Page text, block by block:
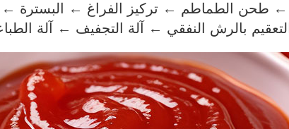
الطماطم ← تركيز الفراغ ← البسترة ←
التعقيم بالرش النفقي ← آلة التجفيف ← آلة